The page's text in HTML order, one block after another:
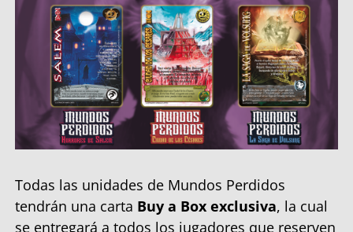
Todas las unidades de Mundos Perdidos
tendrán una carta Buy a Box exclusiva, la cual
se entregará a todos los jugadores que reserven